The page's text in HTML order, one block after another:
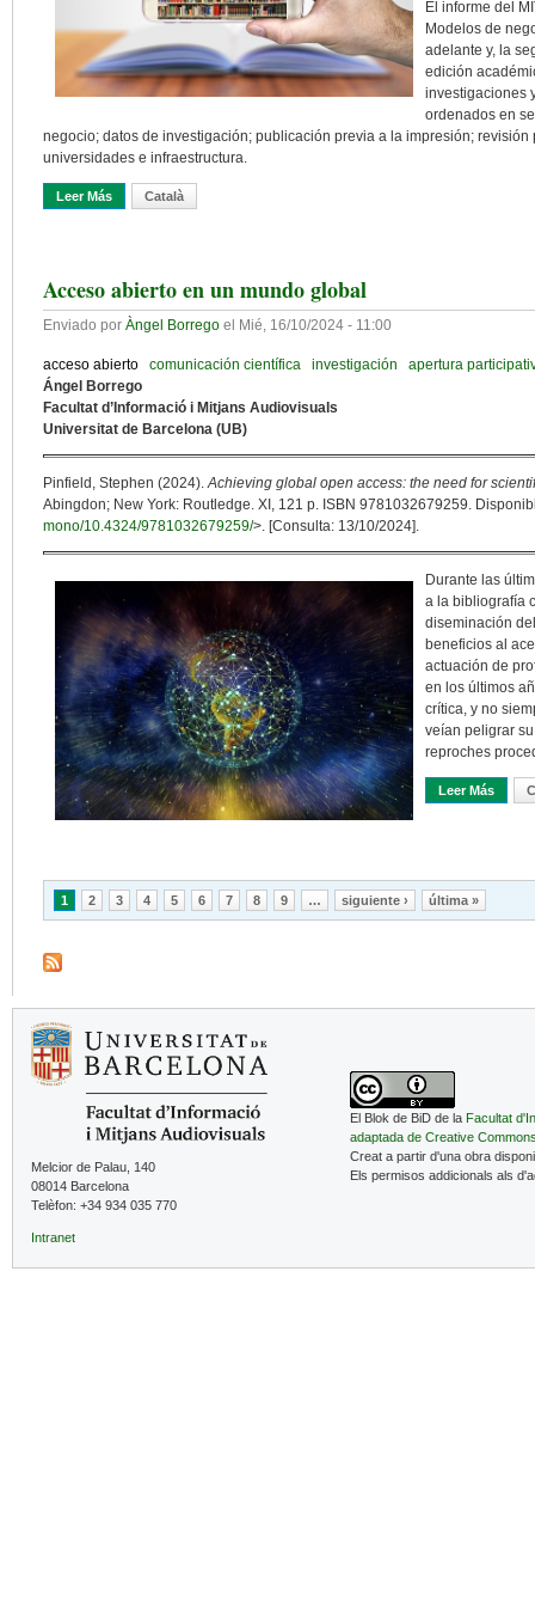
El informe del
Modelos de
adelante y, la
edición
investigaciones
ordenados en
negocio; datos de investigación; publicación previa a la impresión;
universidades e infraestructura.
Leer Más Sobre Pasado, Presente Y, Sobre Todo, Futuro De La
Català
Acceso abierto en un mundo global
Enviado por Àngel Borrego el Mié, 16/10/2024 - 11:00
acceso abierto comunicación científica investigación
apertura
Ángel Borrego
Facultat d’Informació i Mitjans Audiovisuals
Universitat de Barcelona (UB)
Pinfield, Stephen (2024).Achieving global open access: the need for
Abingdon; New York: Routledge. XI, 121 p. ISBN 9781032679259.
mono/10.4324/9781032679259/>. [Consulta: 13/10/2024].
Durante las
a la bibliografía
diseminación
beneficios al
actuación de
en los últimos
crítica, y no
veían peligrar
reproches
Leer Más
Páginas
1 2 3 4 5 6 7 8 9 … siguiente › última »
Melcior de Palau, 140
08014 Barcelona
Telèfon: +34 934 035 770
Intranet
El Blok de BiD de la Facultat
adaptada de Creative
Creat a partir d'una obra
Els permisos addicionals als